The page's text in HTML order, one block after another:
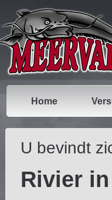
Home
U bevindt
Rivier